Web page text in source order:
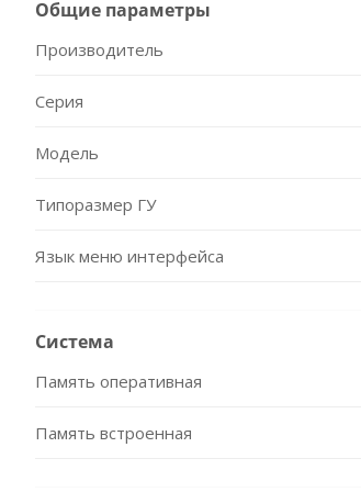
Общие параметры
Производитель
Серия
Модель
Типоразмер ГУ
Язык меню интерфейса
Система
Память оперативная
Память встроенная